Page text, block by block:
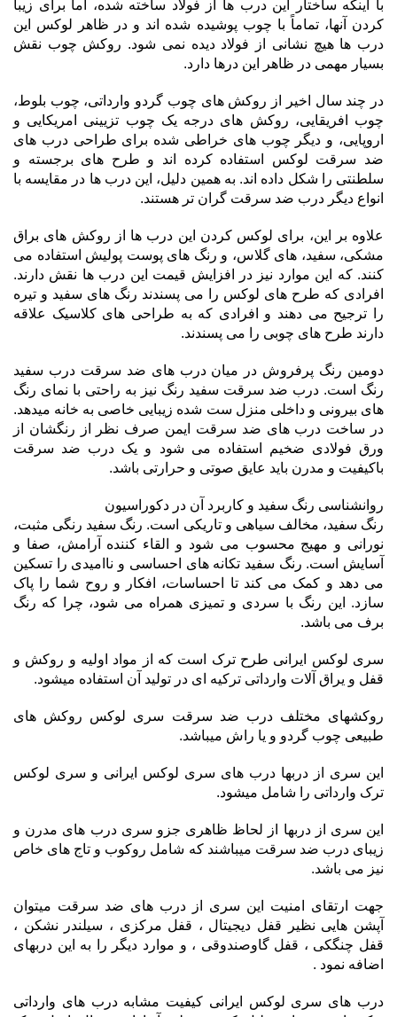
با اینکه ساختار این درب ها از فولاد ساخته شده، اما برای زیبا
کردن آنها، تماماً با چوب پوشیده شده اند و در ظاهر لوکس این
درب ها هیچ نشانی از فولاد دیده نمی شود. روکش چوب نقش
بسیار مهمی در ظاهر این درها دارد.
در چند سال اخیر از روکش های چوب گردو وارداتی، چوب بلوط،
چوب افریقایی، روکش های درجه یک چوب تزیینی امریکایی و
اروپایی، و دیگر چوب های خراطی شده برای طراحی درب های
ضد سرقت لوکس استفاده کرده اند و طرح های برجسته و
سلطنتی را شکل داده اند. به همین دلیل، این درب ها در مقایسه با
انواع دیگر درب ضد سرقت گران تر هستند.
علاوه بر این، برای لوکس کردن این درب ها از روکش های براق
مشکی، سفید، های گلاس، و رنگ های پوست پولیش استفاده می
کنند. که این موارد نیز در افزایش قیمت این درب ها نقش دارند.
افرادی که طرح های لوکس را می پسندند رنگ های سفید و تیره
را ترجیح می دهند و افرادی که به طراحی های کلاسیک علاقه
دارند طرح های چوبی را می پسندند.
دومین رنگ پرفروش در میان درب های ضد سرقت درب سفید
رنگ است. درب ضد سرقت سفید رنگ نیز به راحتی با نمای رنگ
های بیرونی و داخلی منزل ست شده زیبایی خاصی به خانه میدهد.
در ساخت درب های ضد سرقت ایمن صرف نظر از رنگشان از
ورق فولادی ضخیم استفاده می شود و یک درب ضد سرقت
باکیفیت و مدرن باید عایق صوتی و حرارتی باشد.
روانشناسی رنگ سفید و کاربرد آن در دکوراسیون
رنگ سفید، مخالف سیاهی و تاریکی است. رنگ سفید رنگی مثبت،
نورانی و مهیج محسوب می شود و القاء کننده آرامش، صفا و
آسایش است. رنگ سفید تکانه های احساسی و ناامیدی را تسکین
می دهد و کمک می کند تا احساسات، افکار و روح شما را پاک
سازد. این رنگ با سردی و تمیزی همراه می شود، چرا که رنگ
برف می باشد.
سری لوکس ایرانی طرح ترک است که از مواد اولیه و روکش و
قفل و یراق آلات وارداتی ترکیه ای در تولید آن استفاده میشود.
روکشهای مختلف درب ضد سرقت سری لوکس روکش های
طبیعی چوب گردو و یا راش میباشد.
این سری از دربها درب های سری لوکس ایرانی و سری لوکس
ترک وارداتی را شامل میشود.
این سری از دربها از لحاظ ظاهری جزو سری درب های مدرن و
زیبای درب ضد سرقت میباشند که شامل روکوب و تاج های خاص
نیز می باشد.
جهت ارتقای امنیت این سری از درب های ضد سرقت میتوان
آپشن هایی نظیر قفل دیجیتال ، قفل مرکزی ، سیلندر نشکن ،
قفل چنگکی ، قفل گاوصندوقی ، و موارد دیگر را به این دربهای
اضافه نمود .
درب های سری لوکس ایرانی کیفیت مشابه درب های وارداتی